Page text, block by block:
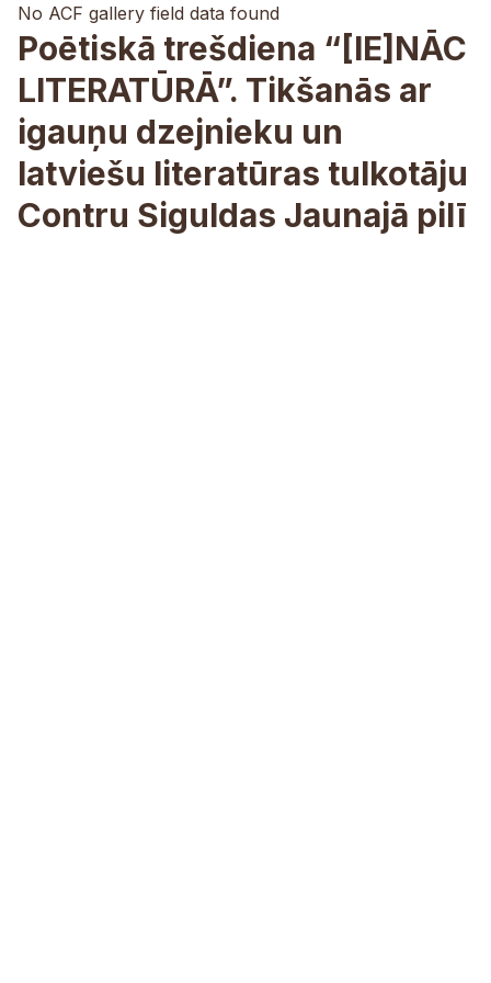
No ACF gallery field data found
Poētiskā trešdiena “[IE]NĀC
LITERATŪRĀ”. Tikšanās ar
igauņu dzejnieku un
latviešu literatūras tulkotāju
Contru Siguldas Jaunajā pilī